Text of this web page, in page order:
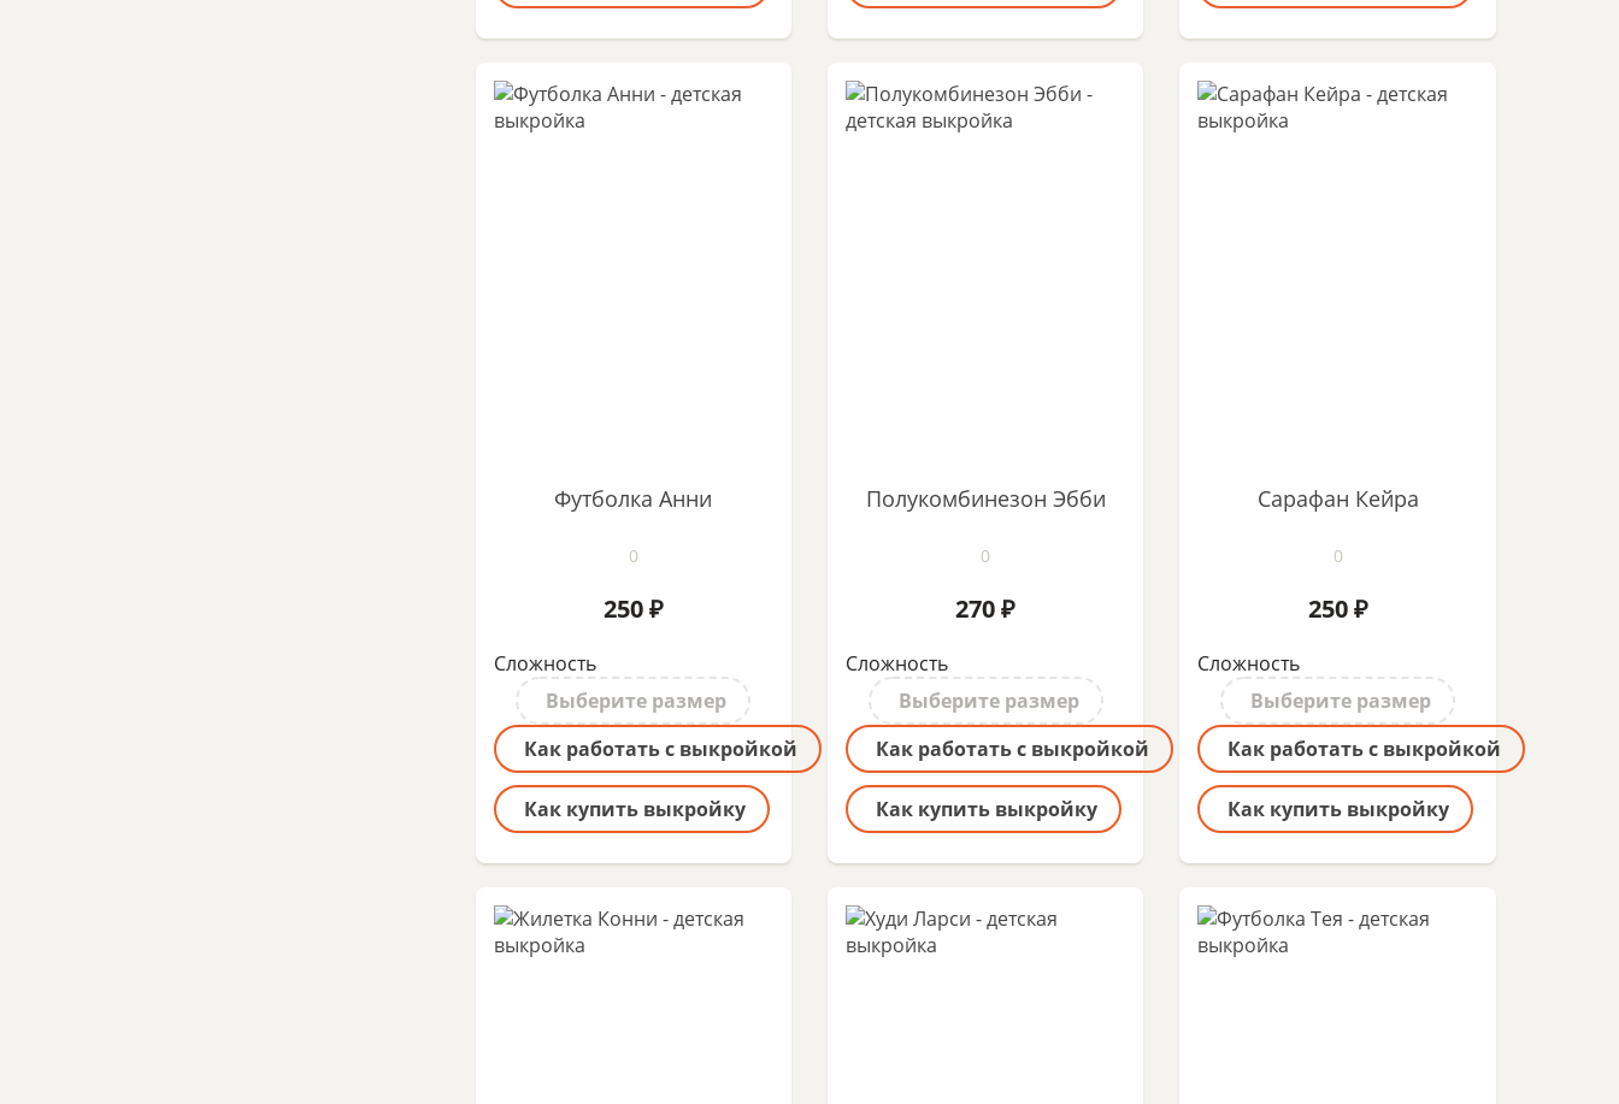
Футболка Анни
0
250 ₽
Сложность
Выберите размер
Как работать с выкройкой
Как купить выкройку
Полукомбинезон Эбби
0
270 ₽
Сложность
Выберите размер
Как работать с выкройкой
Как купить выкройку
Сарафан Кейра
0
250 ₽
Сложность
Выберите размер
Как работать с выкройкой
Как купить выкройку